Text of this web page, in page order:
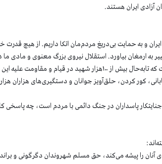
آزادی ایران هستند.
ایران و به حمایت بی‌دریغ مردم‌مان اتکا داریم. از هیچ قدرت
به ارمغان بیاورد. استقلال نیروی بزرگ معنوی و مادی ما
این مبارزه، برخاسته از عطش مردم ایران به آزادی است که تابه‌حال بیش از ۱۰۰هزار شهید
کور کردن، حلق‌آویز جوانان ‌و دستگیری‌های هزاران
جنایتکار پاسداران در جنگ دائمی با مردم است، چه پاسخی
آنان را پیشه می‌کند، حق مسلم شهروندان دگرگونی و